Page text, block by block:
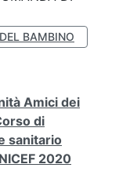
BAMBINO
Amici dei
di
sanitario
2020